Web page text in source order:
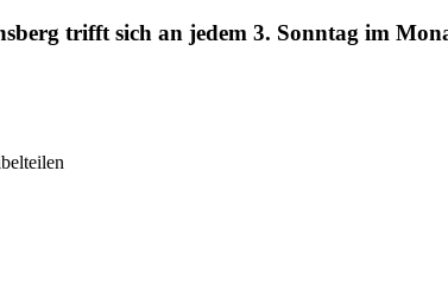
trifft sich an jedem 3. Sonntag im